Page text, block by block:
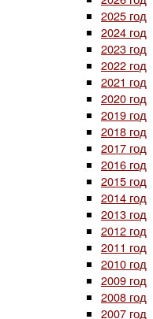
2025 год
2024 год
2023 год
2022 год
2021 год
2020 год
2019 год
2018 год
2017 год
2016 год
2015 год
2014 год
2013 год
2012 год
2011 год
2010 год
2009 год
2008 год
2007 год